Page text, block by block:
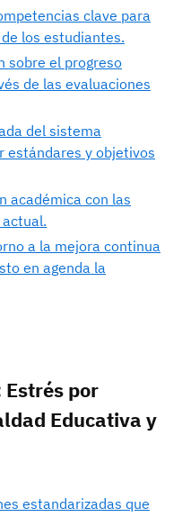
clave para
los estudiantes.
sobre el progreso
de las evaluaciones
del sistema
estándares y objetivos
académica con las
a la mejora continua
en agenda la
Estrés por
Educativa y
estandarizadas que